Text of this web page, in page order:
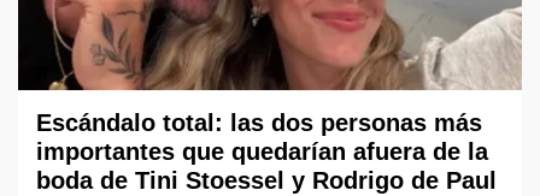
Escándalo total: las dos personas más
importantes que quedarían afuera de la
boda de Tini Stoessel y Rodrigo de Paul